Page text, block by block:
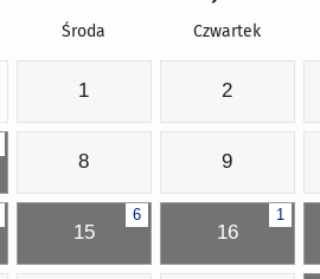
Środa Czwartek
1 2
8 9
6
15
1
16